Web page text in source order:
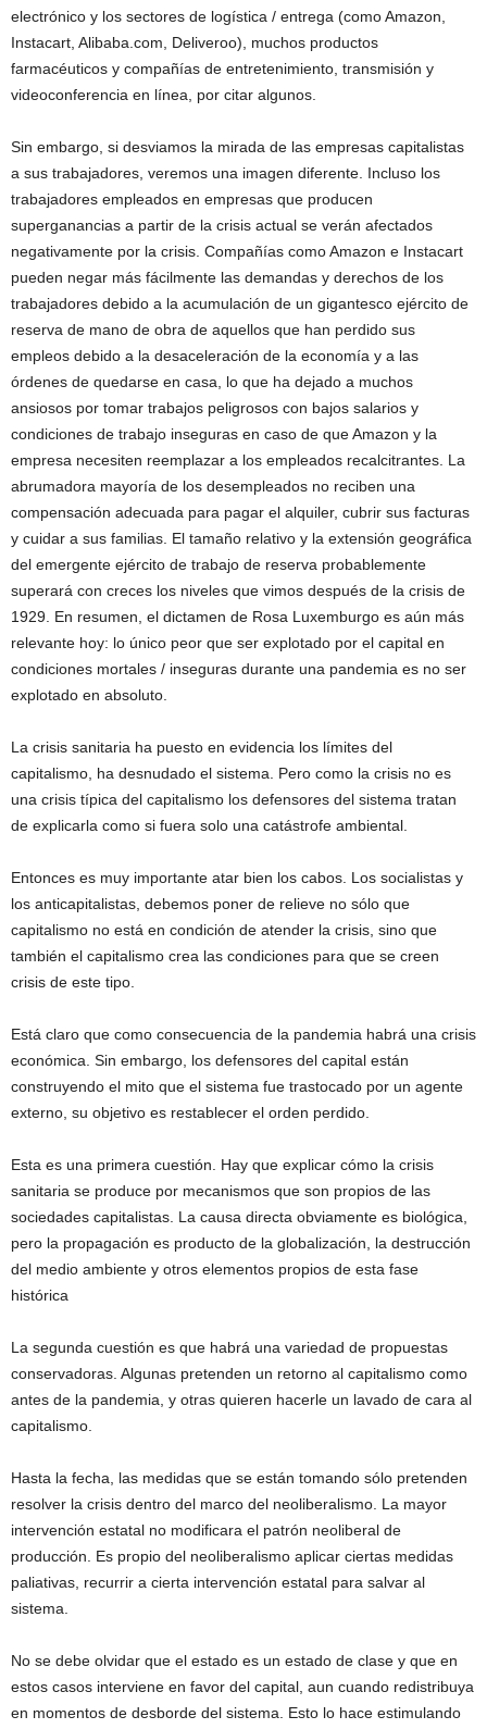
electrónico y los sectores de logística / entrega (como Amazon,
Instacart, Alibaba.com, Deliveroo), muchos productos
farmacéuticos y compañías de entretenimiento, transmisión y
videoconferencia en línea, por citar algunos.
Sin embargo, si desviamos la mirada de las empresas capitalistas
a sus trabajadores, veremos una imagen diferente. Incluso los
trabajadores empleados en empresas que producen
superganancias a partir de la crisis actual se verán afectados
negativamente por la crisis. Compañías como Amazon e Instacart
pueden negar más fácilmente las demandas y derechos de los
trabajadores debido a la acumulación de un gigantesco ejército de
reserva de mano de obra de aquellos que han perdido sus
empleos debido a la desaceleración de la economía y a las
órdenes de quedarse en casa, lo que ha dejado a muchos
ansiosos por tomar trabajos peligrosos con bajos salarios y
condiciones de trabajo inseguras en caso de que Amazon y la
empresa necesiten reemplazar a los empleados recalcitrantes. La
abrumadora mayoría de los desempleados no reciben una
compensación adecuada para pagar el alquiler, cubrir sus facturas
y cuidar a sus familias. El tamaño relativo y la extensión geográfica
del emergente ejército de trabajo de reserva probablemente
superará con creces los niveles que vimos después de la crisis de
1929. En resumen, el dictamen de Rosa Luxemburgo es aún más
relevante hoy: lo único peor que ser explotado por el capital en
condiciones mortales / inseguras durante una pandemia es no ser
explotado en absoluto.
La crisis sanitaria ha puesto en evidencia los límites del
capitalismo, ha desnudado el sistema. Pero como la crisis no es
una crisis típica del capitalismo los defensores del sistema tratan
de explicarla como si fuera solo una catástrofe ambiental.
Entonces es muy importante atar bien los cabos. Los socialistas y
los anticapitalistas, debemos poner de relieve no sólo que
capitalismo no está en condición de atender la crisis, sino que
también el capitalismo crea las condiciones para que se creen
crisis de este tipo.
Está claro que como consecuencia de la pandemia habrá una crisis
económica. Sin embargo, los defensores del capital están
construyendo el mito que el sistema fue trastocado por un agente
externo, su objetivo es restablecer el orden perdido.
Esta es una primera cuestión. Hay que explicar cómo la crisis
sanitaria se produce por mecanismos que son propios de las
sociedades capitalistas. La causa directa obviamente es biológica,
pero la propagación es producto de la globalización, la destrucción
del medio ambiente y otros elementos propios de esta fase
histórica
La segunda cuestión es que habrá una variedad de propuestas
conservadoras. Algunas pretenden un retorno al capitalismo como
antes de la pandemia, y otras quieren hacerle un lavado de cara al
capitalismo.
Hasta la fecha, las medidas que se están tomando sólo pretenden
resolver la crisis dentro del marco del neoliberalismo. La mayor
intervención estatal no modificara el patrón neoliberal de
producción. Es propio del neoliberalismo aplicar ciertas medidas
paliativas, recurrir a cierta intervención estatal para salvar al
sistema.
No se debe olvidar que el estado es un estado de clase y que en
estos casos interviene en favor del capital, aun cuando redistribuya
en momentos de desborde del sistema. Esto lo hace estimulando